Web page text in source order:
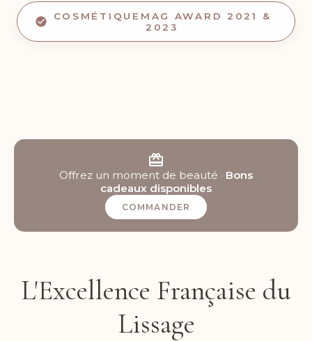
COSMÉTIQUEMAG AWARD 2021 &
2023
Offrez un moment de beauté · Bons
cadeaux disponibles
COMMANDER
L'Excellence Française du
Lissage